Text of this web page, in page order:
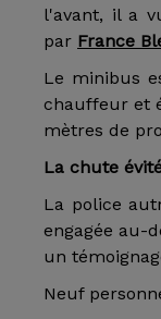
l'avant, il a
par France
Le minibus
chauffeur et
mètres de
La chute
La police
engagée au-
un
Neuf